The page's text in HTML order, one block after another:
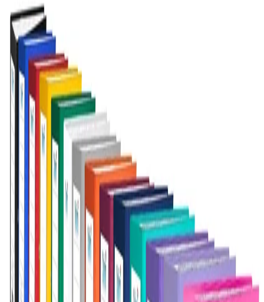
Офис Консумативи/Канцеларски
Colori Класьор, 8 cm, PP, без
метален кант, люляк